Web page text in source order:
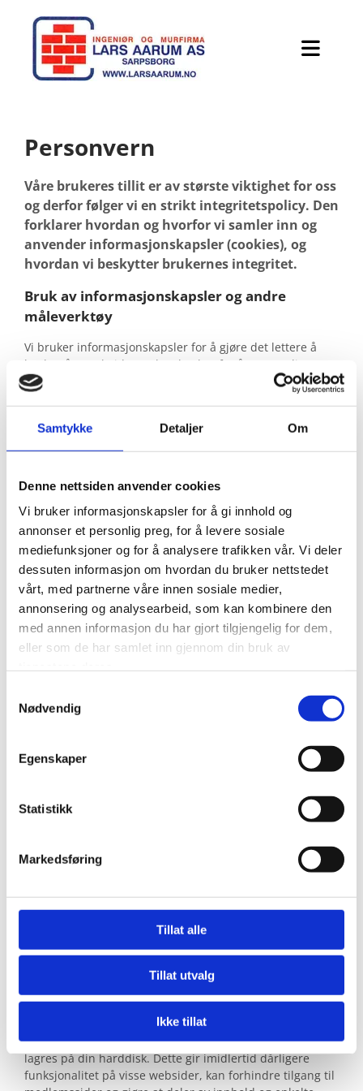
Samtykke Detaljer Om
Denne nettsiden anvender cookies
Vi bruker informasjonskapsler for å gi innhold og
annonser et personlig preg, for å levere sosiale
mediefunksjoner og for å analysere trafikken vår. Vi deler
dessuten informasjon om hvordan du bruker nettstedet
vårt, med partnerne våre innen sosiale medier,
annonsering og analysearbeid, som kan kombinere den
med annen informasjon du har gjort tilgjengelig for dem,
eller som de har samlet inn gjennom din bruk av
Nødvendig
Egenskaper
Statistikk
Markedsføring
Tillat alle
Tillat utvalg
Ikke tillat
Personvern
Våre brukeres tillit er av største viktighet for oss
og derfor følger vi en strikt integritetspolicy. Den
forklarer hvordan og hvorfor vi samler inn og
anvender informasjonskapsler (cookies), og
hvordan vi beskytter brukernes integritet.
Bruk av informasjonskapsler og andre
måleverktøy
Vi bruker informasjonskapsler for å gjøre det lettere å
bruke våre websider og kan brukes for å personalisere
visse deler av innholdet. En informasjonskapsel er en
liten tekstfil som sendes fra vår webserver og lagres av
opplysninger om hvordan våre brukere har surfet på og
anvendt våre nettsider, og om hvilken nettleser de har
trafikk/trafikkleverandører i aggregert form. Statistikken
inneholder aldri noen form for personlig informasjon, alt
er anonymt. IP-adresser lagres ikke i vår database der vi
lagrer atferd på nettstedet, derfor kan informasjon om
deg som bruker aldri kobles sammen med din identitet.
Din IP-adresse lagres av sikkerhetsmessige årsaker bare i
de tilfeller du selv aktivt registrerer deg på nettstedet.
Formål
hvordan det anvendes.
Gjøre det lettere for deg å navigere på nettstedet.
Gjøre det mulig for systemet å kjenne igjen faste
Iblant anvender vi tredjepartsinformasjonskapsler
fra andre firma for å gjøre markedsundersøkelser
Slik forhindrer du at informasjonskapsler
lagres
som helst, men dette gjør at dine personlige innstillinger
forsvinner. Du kan også endre innstillingene i din
nettleser slik at den ikke tillater at informasjonskapsler
lagres på din harddisk. Dette gir imidlertid dårligere
funksjonalitet på visse websider, kan forhindre tilgang til